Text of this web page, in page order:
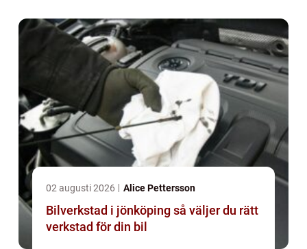
02 augusti 2026 Alice Pettersson
Bilverkstad i jönköping så väljer du rätt
verkstad för din bil